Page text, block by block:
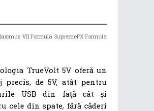
VII Formula SupremeFX Formula
TrueVolt 5V oferă un
precis, de 5V, atât pentru
USB din față cât și
cele din spate, fără căderi